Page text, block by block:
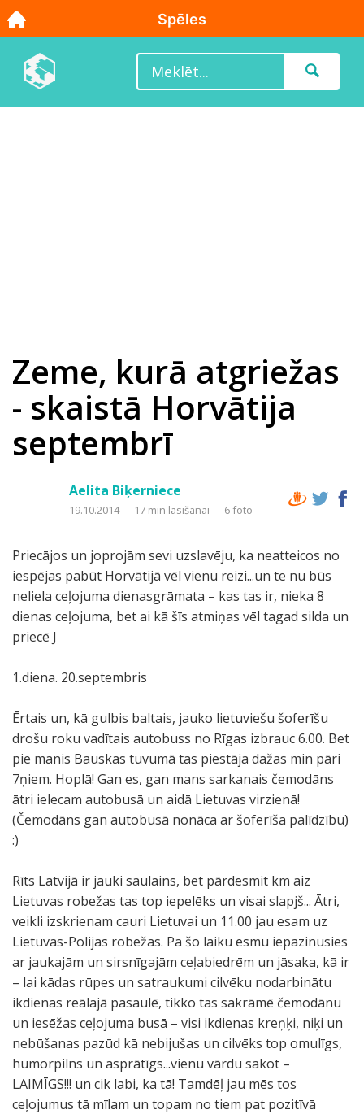
Zeme, kurā atgriežas
- skaistā Horvātija
septembrī
Aelita Biķerniece
19.10.2014 17 min lasīšanai 6 foto
Priecājos un joprojām sevi uzslavēju, ka neatteicos no
iespējas pabūt Horvātijā vēl vienu reizi...un te nu būs
neliela ceļojuma dienasgrāmata – kas tas ir, nieka 8
dienas ceļojuma, bet ai kā šīs atmiņas vēl tagad silda un
priecē J
1.diena. 20.septembris
Ērtais un, kā gulbis baltais, jauko lietuviešu šoferīšu
drošu roku vadītais autobuss no Rīgas izbrauc 6.00. Bet
pie manis Bauskas tuvumā tas piestāja dažas min pāri
7ņiem. Hoplā! Gan es, gan mans sarkanais čemodāns
ātri ielecam autobusā un aidā Lietuvas virzienā!
(Čemodāns gan autobusā nonāca ar šoferīša palīdzību)
:)
Rīts Latvijā ir jauki saulains, bet pārdesmit km aiz
Lietuvas robežas tas top iepelēks un visai slapjš... Ātri,
veikli izskrienam cauri Lietuvai un 11.00 jau esam uz
Lietuvas-Polijas robežas. Pa šo laiku esmu iepazinusies
ar jaukajām un sirsnīgajām ceļabiedrēm un jāsaka, kā ir
– lai kādas rūpes un satraukumi cilvēku nodarbinātu
ikdienas reālajā pasaulē, tikko tas sakrāmē čemodānu
un iesēžas ceļojuma busā – visi ikdienas kreņķi, niķi un
nebūšanas pazūd kā nebijušas un cilvēks top omulīgs,
humorpilns un asprātīgs...vienu vārdu sakot –
LAIMĪGS!!! un cik labi, ka tā! Tamdēļ jau mēs tos
ceļojumus tā mīlam un topam no tiem pat pozitīvā